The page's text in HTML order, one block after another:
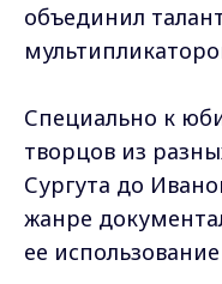
объединил
Специально к
творцов из
Сургута до
жанре
ее